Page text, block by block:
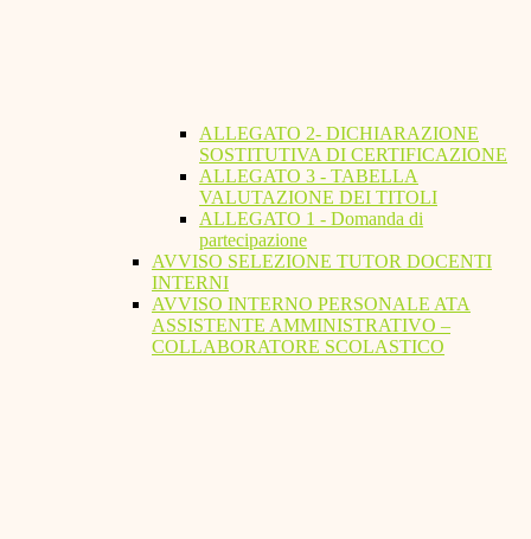
ALLEGATO 2- DICHIARAZIONE
SOSTITUTIVA DI CERTIFICAZIONE
ALLEGATO 3 - TABELLA
VALUTAZIONE DEI TITOLI
ALLEGATO 1 - Domanda di
partecipazione
AVVISO SELEZIONE TUTOR DOCENTI
INTERNI
AVVISO INTERNO PERSONALE ATA
ASSISTENTE AMMINISTRATIVO –
COLLABORATORE SCOLASTICO